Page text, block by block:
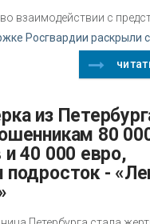
взаимодействии с
Росгвардии раскрыли
80
40 000 евро,
подросток -